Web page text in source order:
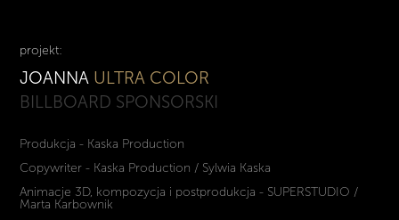
projekt:
JOANNA ULTRA COLOR
BILLBOARD SPONSORSKI
Produkcja - Kaska Production
Copywriter - Kaska Production / Sylwia Kaska
Animacje 3D, kompozycja i postprodukcja - SUPERSTUDIO /
Marta Karbownik